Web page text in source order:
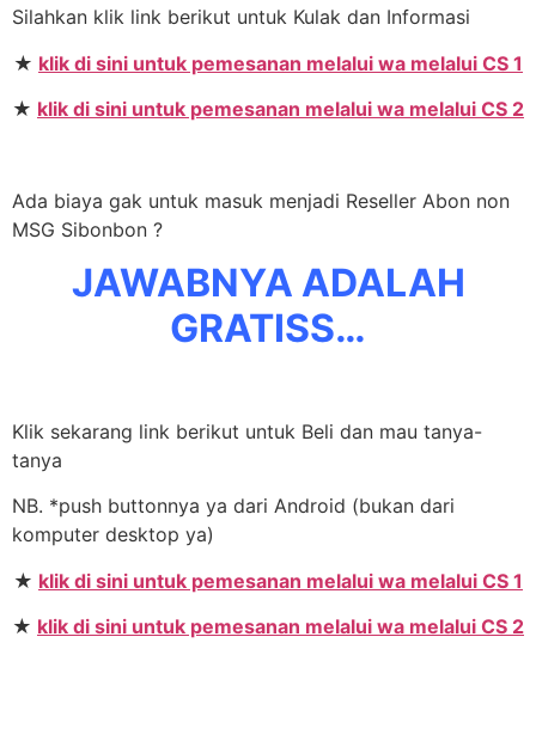
Silahkan klik link berikut untuk Kulak dan Informasi
★ klik di sini untuk pemesanan melalui wa melalui CS 1
★ klik di sini untuk pemesanan melalui wa melalui CS 2
Ada biaya gak untuk masuk menjadi Reseller Abon non
MSG Sibonbon ?
JAWABNYA ADALAH
GRATISS…
Klik sekarang link berikut untuk Beli dan mau tanya-
tanya
NB. *push buttonnya ya dari Android (bukan dari
komputer desktop ya)
★ klik di sini untuk pemesanan melalui wa melalui CS 1
★ klik di sini untuk pemesanan melalui wa melalui CS 2